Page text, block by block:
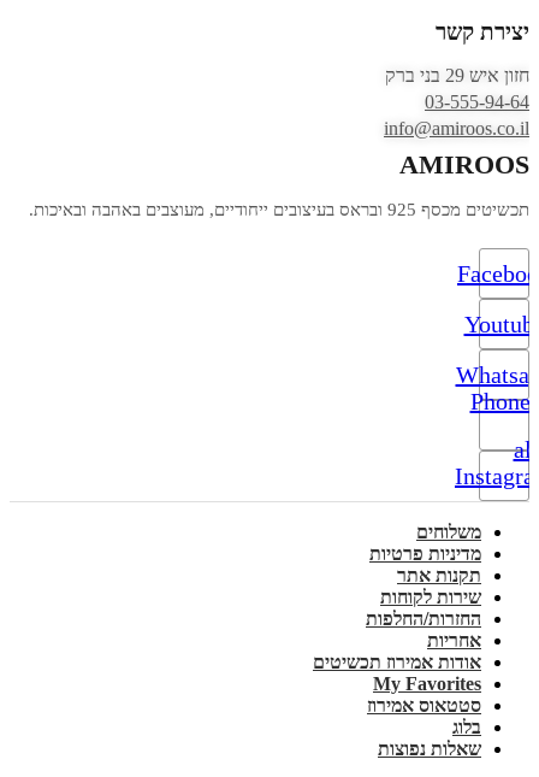
יצירת קשר
חזון איש 29 בני ברק
03-555-94-64
info@amiroos.co.il
AMIROOS
תכשיטים מכסף 925 ובראס בעיצובים ייחודיים, מעוצבים באהבה ובאיכות.
Phone-
alt
משלוחים
מדיניות פרטיות
תקנות אתר
שירות לקוחות
החזרות/החלפות
אחריות
אודות אמירוז תכשיטים
My Favorites
סטטאוס אמירוז
בלוג
שאלות נפוצות